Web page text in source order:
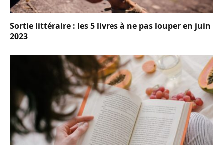
Sortie littéraire : les 5 livres à ne pas louper en juin
2023